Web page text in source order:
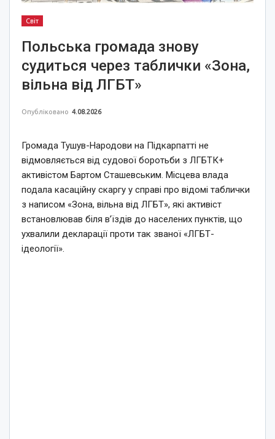
Світ
Польська громада знову
судиться через таблички «Зона,
вільна від ЛГБТ»
Опубліковано 4.08.2026
Громада Тушув-Народови на Підкарпатті не
відмовляється від судової боротьби з ЛГБТК+
активістом Бартом Сташевським. Місцева влада
подала касаційну скаргу у справі про відомі таблички
з написом «Зона, вільна від ЛГБТ», які активіст
встановлював біля в’їздів до населених пунктів, що
ухвалили декларації проти так званої «ЛГБТ-
ідеології».